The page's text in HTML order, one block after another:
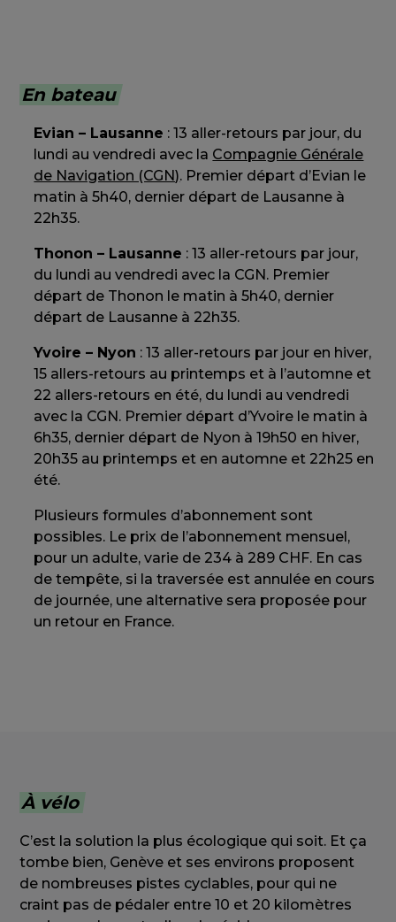
En bateau
Evian – Lausanne : 13 aller-retours par jour, du
lundi au vendredi avec la Compagnie Générale
de Navigation (CGN). Premier départ d’Evian le
matin à 5h40, dernier départ de Lausanne à
22h35.
Thonon – Lausanne : 13 aller-retours par jour,
du lundi au vendredi avec la CGN. Premier
départ de Thonon le matin à 5h40, dernier
départ de Lausanne à 22h35.
Yvoire – Nyon : 13 aller-retours par jour en hiver,
15 allers-retours au printemps et à l’automne et
22 allers-retours en été, du lundi au vendredi
avec la CGN. Premier départ d’Yvoire le matin à
6h35, dernier départ de Nyon à 19h50 en hiver,
20h35 au printemps et en automne et 22h25 en
été.
Plusieurs formules d’abonnement sont
possibles. Le prix de l’abonnement mensuel,
pour un adulte, varie de 234 à 289 CHF. En cas
de tempête, si la traversée est annulée en cours
de journée, une alternative sera proposée pour
un retour en France.
À vélo
C’est la solution la plus écologique qui soit. Et ça
tombe bien, Genève et ses environs proposent
de nombreuses pistes cyclables, pour qui ne
craint pas de pédaler entre 10 et 20 kilomètres